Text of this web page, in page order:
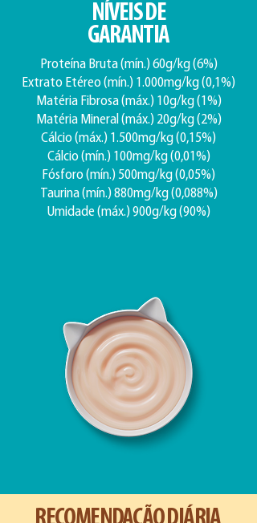
NÍVEIS DE
GARANTIA
Proteína Bruta (mín.) 60g/kg (6%)
Extrato Etéreo (mín.) 1.000mg/kg (0,1%)
Matéria Fibrosa (máx.) 10g/kg (1%)
Matéria Mineral (máx.) 20g/kg (2%)
Cálcio (máx.) 1.500mg/kg (0,15%)
Cálcio (mín.) 100mg/kg (0,01%)
Fósforo (mín.) 500mg/kg (0,05%)
Taurina (mín.) 880mg/kg (0,088%)
Umidade (máx.) 900g/kg (90%)